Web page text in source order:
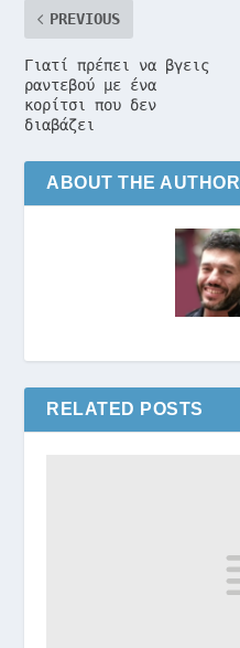
PREVIOUS
Γιατί πρέπει να βγεις
ραντεβού με ένα
κορίτσι που δεν
διαβάζει
ABOUT THE AUTHOR
RELATED POSTS